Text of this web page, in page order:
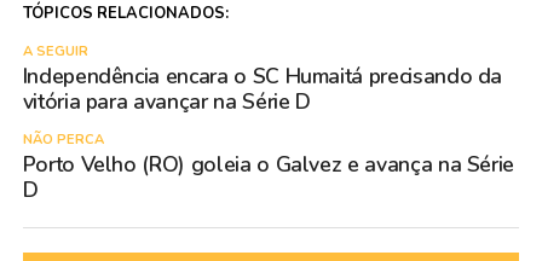
TÓPICOS RELACIONADOS:
A SEGUIR
Independência encara o SC Humaitá precisando da
vitória para avançar na Série D
NÃO PERCA
Porto Velho (RO) goleia o Galvez e avança na Série
D